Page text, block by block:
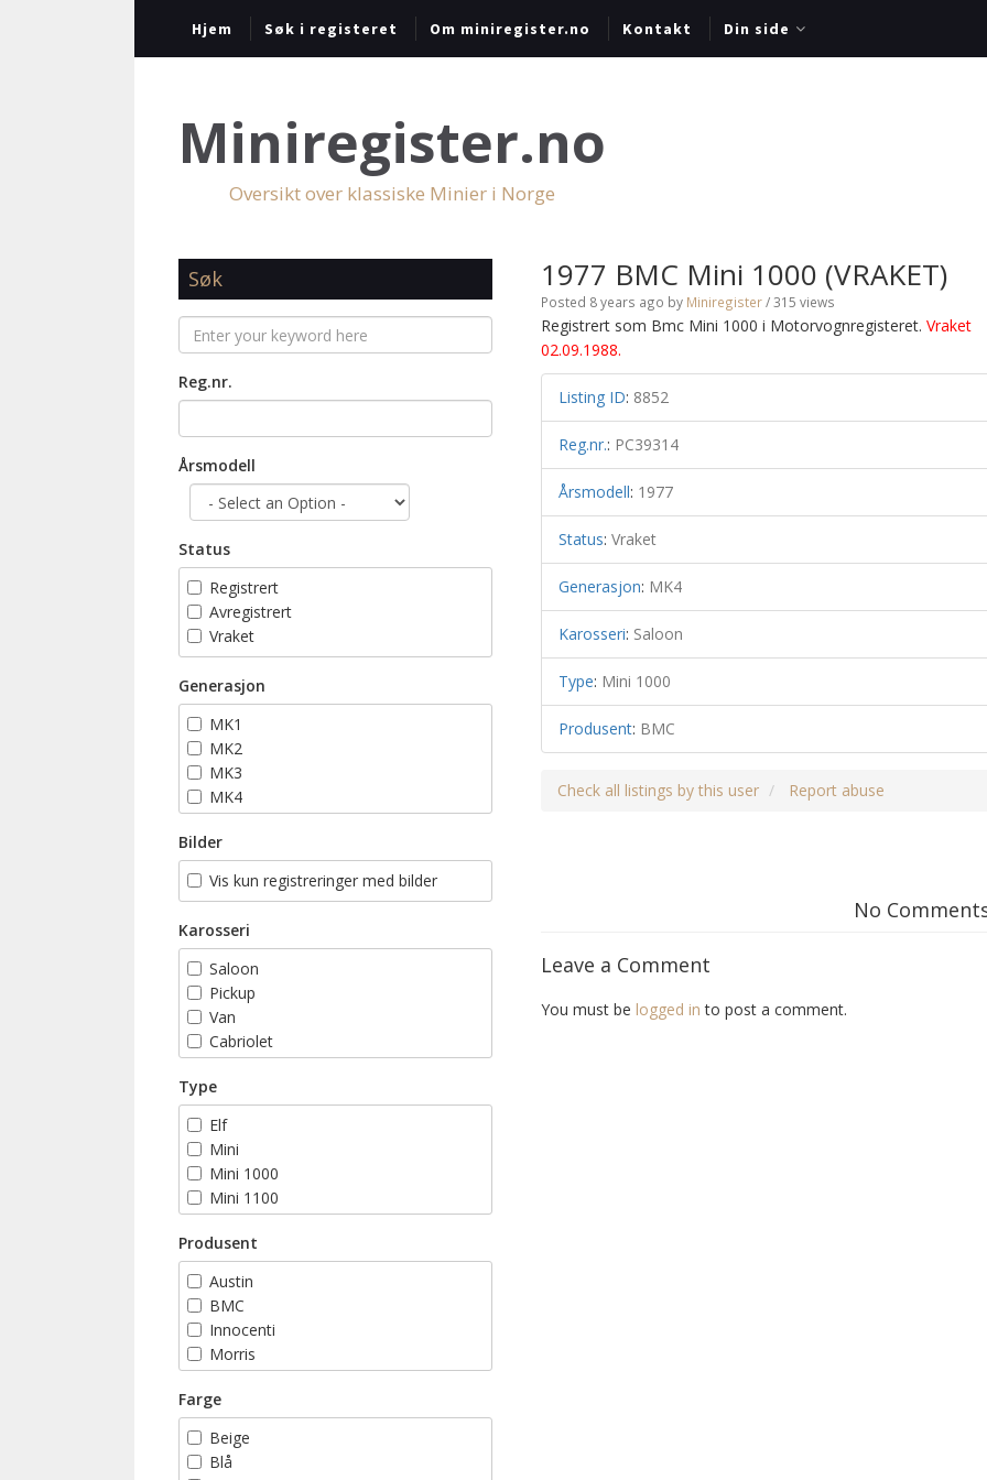
Hjem Søk i registeret Om miniregister.no Kontakt Din side
Miniregister.no
Oversikt over klassiske Minier i Norge
1977 BMC Mini 1000 (VRAKET)
Posted 8 years ago by Miniregister/ 315 views
Registrert som Bmc Mini 1000 i Motorvognregisteret. Vraket
02.09.1988.
Listing ID: 8852
Reg.nr.: PC39314
Årsmodell: 1977
Status: Vraket
Generasjon: MK4
Karosseri: Saloon
Type: Mini 1000
Produsent: BMC
Check all listings by this user Report abuse
No
Leave a Comment
You must be logged in to post a comment.
Søk
Reg.nr.
Årsmodell
Status
Registrert
Avregistrert
Vraket
Generasjon
MK1
MK2
MK3
MK4
MK5
MK6
MK7
Bilder
Vis kun registreringer med bilder
Karosseri
Saloon
Pickup
Van
Cabriolet
Stasjonsvogn
Type
Elf
Mini
Mini 1000
Mini 1100
Mini 1275 GT
Mini 35
Mini 850
Mini Balmoral
Mini Blue Star
Mini British Open
Mini Brooklands
Mini Cabriolet
Mini City
Mini Classic Sport
Produsent
Austin
BMC
Innocenti
Morris
Riley
Rover
Farge
Beige
Blå